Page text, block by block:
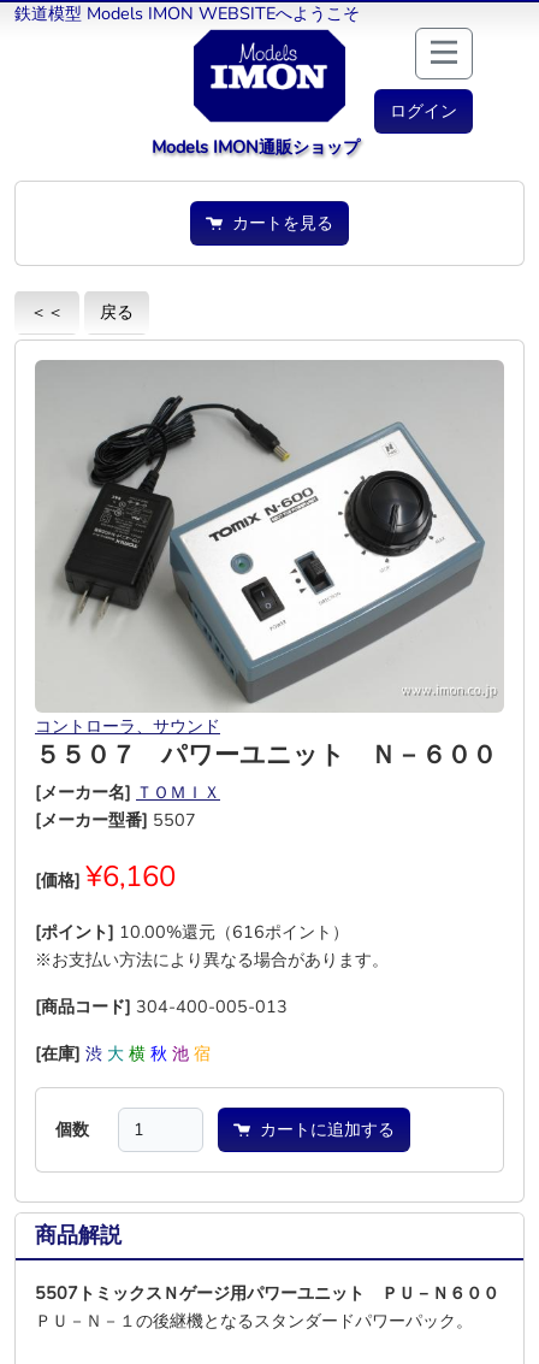
鉄道模型 Models IMON WEBSITEへようこそ
ログイン
Models IMON通販ショップ
カートを見る
＜＜ 戻る
コントローラ、サウンド
５５０７ パワーユニット Ｎ－６００
[メーカー名] ＴＯＭＩＸ
[メーカー型番] 5507
[価格] ¥6,160
[ポイント] 10.00%還元（616ポイント）
※お支払い方法により異なる場合があります。
[商品コード] 304-400-005-013
[在庫] 渋 大 横 秋 池 宿
個数 カートに追加する
商品解説
5507トミックスＮゲージ用パワーユニット ＰＵ－Ｎ６００
ＰＵ－Ｎ－１の後継機となるスタンダードパワーパック。